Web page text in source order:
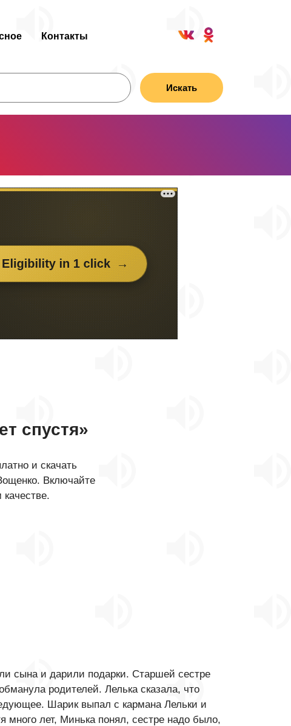
Контакты
Искать
спустя»
и скачать
Включайте
сына и дарили подарки. Старшей сестре
родителей. Лелька сказала, что
Шарик выпал с кармана Лельки и
много лет, Минька понял, сестре надо было,